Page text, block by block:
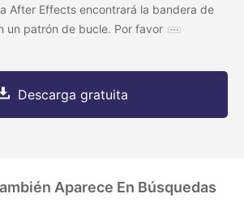
After Effects encontrará la bandera de
un patrón de bucle. Por favor
Descarga gratuita
Aparece En Búsquedas